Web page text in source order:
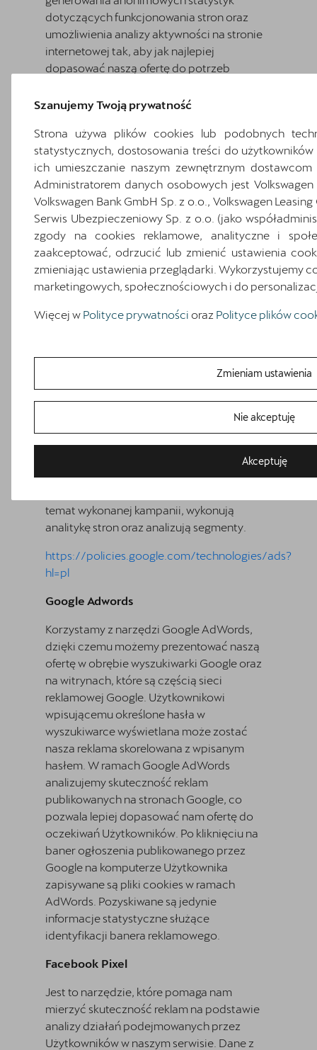
Przetestuj model z wybranym silnikiem i skrzynią biegów
dotyczących funkcjonowania stron oraz
umożliwienia analizy aktywności na stronie
internetowej tak, aby jak najlepiej
dopasować naszą ofertę do potrzeb
są pliki cookies firmy Google LLC dotyczące
Amphitheatre Parkway, Mountain View, CA
94043, USA
https://policies.google.com/privacy?hl=pl
Google Ads
Korzystamy z narzędzi służących do celów
reklamowych oraz re-marketingowych. W
tym celu wykorzystywane są pliki cookies
firmy Google dotyczące usług DoubleClick
(DoubleClick Campaign Manager,
Doubleclick Bid Manager, DoubleClick
dostawcy, instalują odpowiedni kod lub
pixel, aby pobrać informacje o aktywności
Użytkownika w Serwisach i następnie na tej
nasze Serwisy, wyświetlają się nasze reklamy
na innych stronach internetowych
należących do sieci reklamowej naszych
zewnętrznych dostawców (tzw.
temat wykonanej kampanii, wykonują
analitykę stron oraz analizują segmenty.
https://policies.google.com/technologies/ads?
hl=pl
Google Adwords
Korzystamy z narzędzi Google AdWords,
dzięki czemu możemy prezentować naszą
ofertę w obrębie wyszukiwarki Google oraz
na witrynach, które są częścią sieci
reklamowej Google. Użytkownikowi
wpisującemu określone hasła w
wyszukiwarce wyświetlana może zostać
nasza reklama skorelowana z wpisanym
hasłem. W ramach Google AdWords
analizujemy skuteczność reklam
publikowanych na stronach Google, co
pozwala lepiej dopasować nam ofertę do
oczekiwań Użytkowników. Po kliknięciu na
baner ogłoszenia publikowanego przez
Google na komputerze Użytkownika
zapisywane są pliki cookies w ramach
AdWords. Pozyskiwane są jedynie
informacje statystyczne służące
identyfikacji banera reklamowego.
Facebook Pixel
Jest to narzędzie, które pomaga nam
mierzyć skuteczność reklam na podstawie
analizy działań podejmowanych przez
Użytkowników w naszym serwisie. Dane z
Szanujemy Twoją prywatność
Strona używa plików cookies lub podobnych
statystycznych, dostosowania treści do
ich umieszczanie naszym zewnętrznym
Administratorem danych osobowych jest
Volkswagen Bank GmbH Sp. z o.o., Volkswagen
Serwis Ubezpieczeniowy Sp. z o.o. (jako
zgody na cookies reklamowe, analityczne i
zaakceptować, odrzucić lub zmienić ustawienia
zmieniając ustawienia przeglądarki. Wykorzystujemy
marketingowych, społecznościowych i do
Więcej w Polityce prywatności oraz Polityce plików
Zmieniam ustawienia
Nie akceptuję
Akceptuję